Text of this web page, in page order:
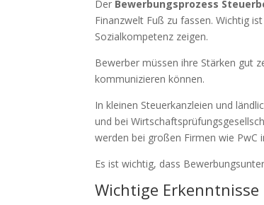
Der Bewerbungsprozess
Finanzwelt Fuß zu fassen. Wichtig
Sozialkompetenz zeigen.
Bewerber müssen ihre Stärken gut
kommunizieren können.
In kleinen Steuerkanzleien und
und bei
werden bei großen Firmen wie PwC
Es ist wichtig, dass
Wichtige Erkenntnisse